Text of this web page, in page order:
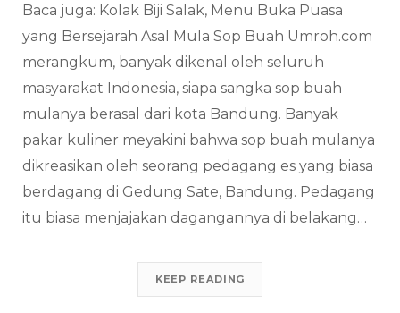
Baca juga: Kolak Biji Salak, Menu Buka Puasa
yang Bersejarah Asal Mula Sop Buah Umroh.com
merangkum, banyak dikenal oleh seluruh
masyarakat Indonesia, siapa sangka sop buah
mulanya berasal dari kota Bandung. Banyak
pakar kuliner meyakini bahwa sop buah mulanya
dikreasikan oleh seorang pedagang es yang biasa
berdagang di Gedung Sate, Bandung. Pedagang
itu biasa menjajakan dagangannya di belakang…
KEEP READING